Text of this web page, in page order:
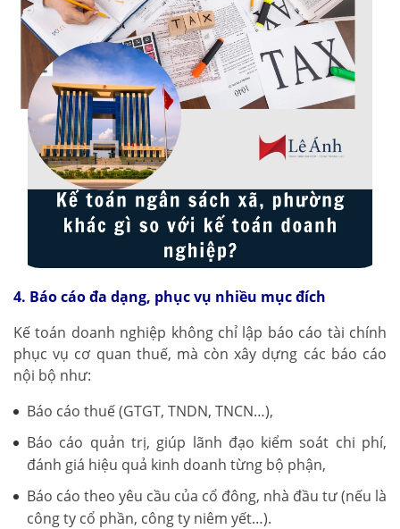
4. Báo cáo đa dạng, phục vụ nhiều mục đích
Kế toán doanh nghiệp không chỉ lập báo cáo tài chính
phục vụ cơ quan thuế, mà còn xây dựng các báo cáo
nội bộ như:
Báo cáo thuế (GTGT, TNDN, TNCN…),
Báo cáo quản trị, giúp lãnh đạo kiểm soát chi phí,
đánh giá hiệu quả kinh doanh từng bộ phận,
Báo cáo theo yêu cầu của cổ đông, nhà đầu tư (nếu là
công ty cổ phần, công ty niêm yết…).